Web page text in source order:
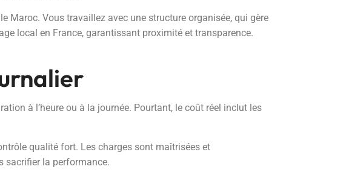
Maroc. Vous travaillez avec une structure organisée, qui gère
local en France, garantissant proximité et transparence.
à l’heure ou à la journée. Pourtant, le coût réel inclut les
qualité fort. Les charges sont maîtrisées et
sacrifier la performance.